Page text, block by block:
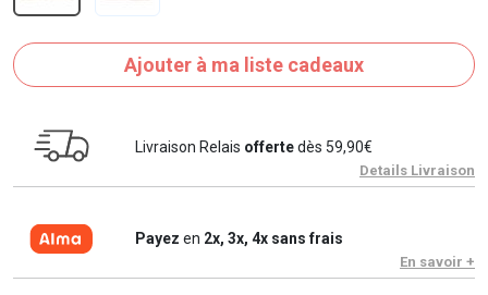
Ajouter à ma liste cadeaux
Livraison Relais offertedès 59,90€
Details Livraison
Payez en 2x, 3x, 4x sans frais
En savoir +